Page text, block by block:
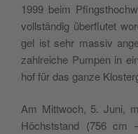
1999 beim
voll­stän­dig über­flu­tet
gel ist sehr mas­siv
zahl­rei­che Pum­pen in
hof für das gan­ze
Am Mitt­woch, 5. Juni,
Höchst­stand (756